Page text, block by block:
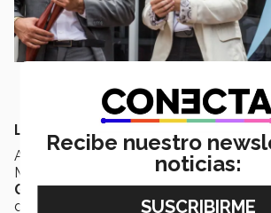
LA CEREMONIA
A la premiación asistieron directivos
Monterrey, así como
Consuelo Garza
Garza, presidenta del Comité
de don Eugenio Garza Sada.
Recibe nuestro
noticias: